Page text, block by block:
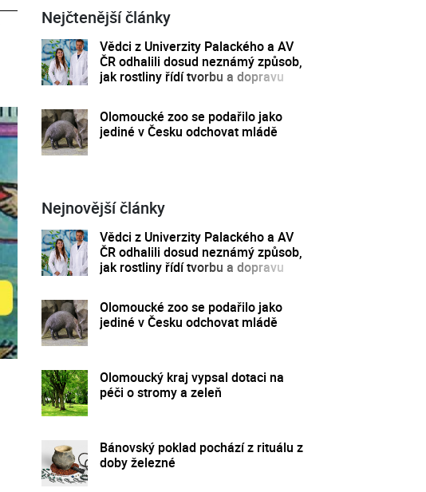
Nejčtenější články
Vědci z Univerzity Palackého a AV
ČR odhalili dosud neznámý způsob,
jak rostliny řídí tvorbu a dopravu
Olomoucké zoo se podařilo jako
jediné v Česku odchovat mládě
Nejnovější články
Vědci z Univerzity Palackého a AV
ČR odhalili dosud neznámý způsob,
jak rostliny řídí tvorbu a dopravu
Olomoucké zoo se podařilo jako
jediné v Česku odchovat mládě
Olomoucký kraj vypsal dotaci na
péči o stromy a zeleň
Bánovský poklad pochází z rituálu z
doby železné